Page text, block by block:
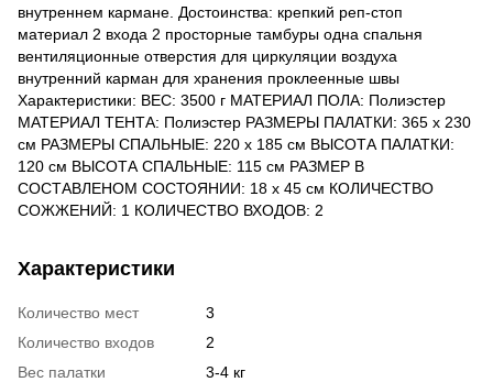
внутреннем кармане. Достоинства: крепкий реп-стоп
материал 2 входа 2 просторные тамбуры одна спальня
вентиляционные отверстия для циркуляции воздуха
внутренний карман для хранения проклеенные швы
Характеристики: ВЕС: 3500 г МАТЕРИАЛ ПОЛА: Полиэстер
МАТЕРИАЛ ТЕНТА: Полиэстер РАЗМЕРЫ ПАЛАТКИ: 365 x 230
см РАЗМЕРЫ СПАЛЬНЫЕ: 220 x 185 см ВЫСОТА ПАЛАТКИ:
120 см ВЫСОТА СПАЛЬНЫЕ: 115 см РАЗМЕР В
СОСТАВЛЕНОМ СОСТОЯНИИ: 18 x 45 см КОЛИЧЕСТВО
СОЖЖЕНИЙ: 1 КОЛИЧЕСТВО ВХОДОВ: 2
Характеристики
Количество мест
3
Количество входов
2
Вес палатки
3-4 кг